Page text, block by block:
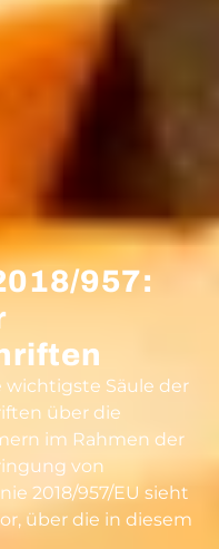
957:
wichtigste Säule der
über die
im Rahmen der
von
2018/957/EU sieht
über die in diesem